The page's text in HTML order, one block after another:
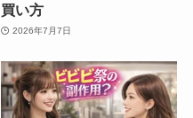
買い方
2026年7月7日